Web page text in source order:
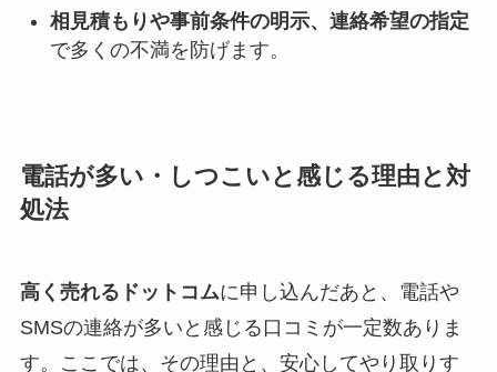
相見積もりや事前条件の明示、連絡希望の指定
で多くの不満を防げます。
電話が多い・しつこいと感じる理由と対
処法
高く売れるドットコムに申し込んだあと、電話や
SMSの連絡が多いと感じる口コミが一定数ありま
す。ここでは、その理由と、安心してやり取りす